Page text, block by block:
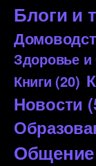
Блоги и
Здоровье и
Книги (20)
Новости